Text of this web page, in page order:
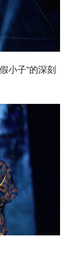
小子”的深刻